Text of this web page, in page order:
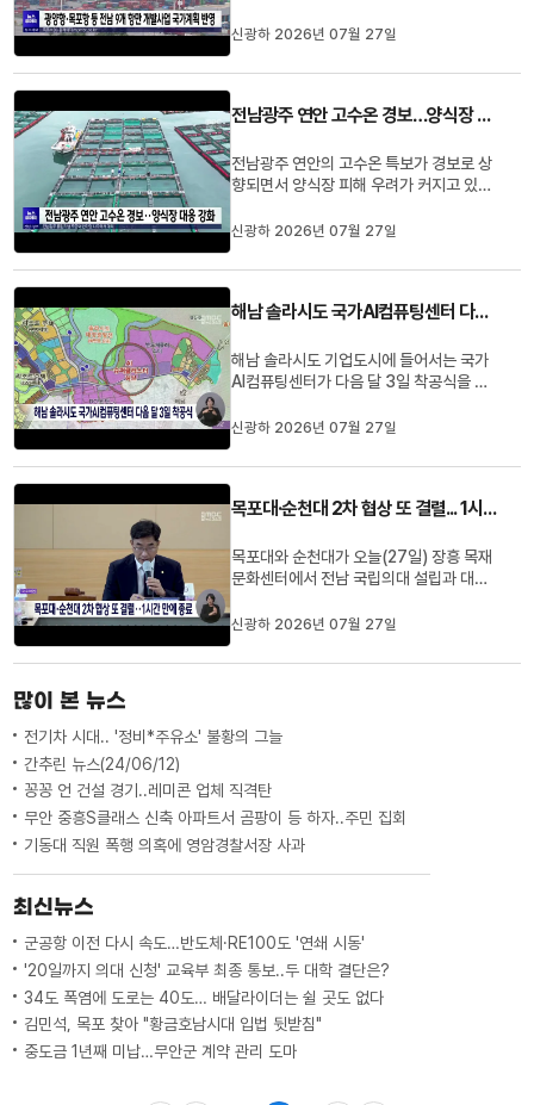
반영했습니다.광양항은 율촌산단 연결도로
두와 배후단지 조성, 여수항과 완도항은 재
이번 계획 반영으로 사업 추진...
신광하 2026년 07월 27일
전남광주 연안 고수온 경보…양식장 대응 강화
전남광주 연안의 고수온 특보가 경보로 상
향되면서 양식장 피해 우려가 커지고 있습
도암만, 득량만, 여자만, 가막만의 고수온
해·서해 일부 해역에는 주의보를 확대 발령
700만 원을 추가 확보해 액...
신광하 2026년 07월 27일
해남 솔라시도 국가AI컴퓨팅센터 다음 달 3일 착공식
해남 솔라시도 기업도시에 들어서는 국가
AI컴퓨팅센터가 다음 달 3일 착공식을 갖
퓨팅센터는 과학기술정보통신부가 추진하
천억 원을 들여 GPU 만 5천 장으로 초거대
을 제공하는 AI 전문 데이터...
신광하 2026년 07월 27일
목포대·순천대 2차 협상 또 결렬... 1시간 만에 종료
목포대와 순천대가 오늘(27일) 장흥 목재
문화센터에서 전남 국립의대 설립과 대학
간 만에 성과없이 끝났습니다.양측은 의대
견을 좁히지 못했고, 특히 협상 시작 전 전
신광하 2026년 07월 27일
많이 본 뉴스
전기차 시대.. '정비*주유소' 불황의 그늘
간추린 뉴스(24/06/12)
꽁꽁 언 건설 경기..레미콘 업체 직격탄
무안 중흥S클래스 신축 아파트서 곰팡이 등 하자..주민 집회
기동대 직원 폭행 의혹에 영암경찰서장 사과
최신뉴스
군공항 이전 다시 속도…반도체·RE100도 '연쇄 시동'
'20일까지 의대 신청' 교육부 최종 통보..두 대학 결단은?
34도 폭염에 도로는 40도… 배달라이더는 쉴 곳도 없다
김민석, 목포 찾아 "황금호남시대 입법 뒷받침"
중도금 1년째 미납…무안군 계약 관리 도마